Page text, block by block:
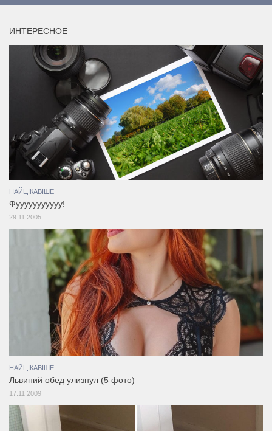
ИНТЕРЕСНОЕ
НАЙЦІКАВІШЕ
Фууууууууууу!
29.11.2005
НАЙЦІКАВІШЕ
Львиний обед улизнул (5 фото)
17.11.2009